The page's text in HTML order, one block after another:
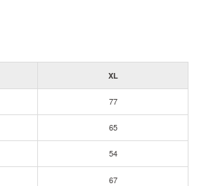
XL
77
65
54
67